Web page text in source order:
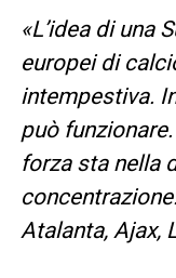
«L’idea di una
europei di
intempestiva.
può
forza sta nella
Atalanta, Ajax,